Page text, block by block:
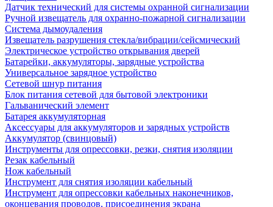
Датчик технический для системы охранной сигнализации
Ручной извещатель для охранно-пожарной сигнализации
Система дымоудаления
Извещатель разрушения стекла/вибрации/сейсмический
Электрическое устройство открывания дверей
Батарейки, аккумуляторы, зарядные устройства
Универсальное зарядное устройство
Сетевой шнур питания
Блок питания сетевой для бытовой электроники
Гальванический элемент
Батарея аккумуляторная
Аксессуары для аккумуляторов и зарядных устройств
Аккумулятор (свинцовый)
Инструменты для опрессовки, резки, снятия изоляции
Резак кабельный
Нож кабельный
Инструмент для снятия изоляции кабельный
Инструмент для опрессовки кабельных наконечников,
оконцевания проводов, присоединения экрана